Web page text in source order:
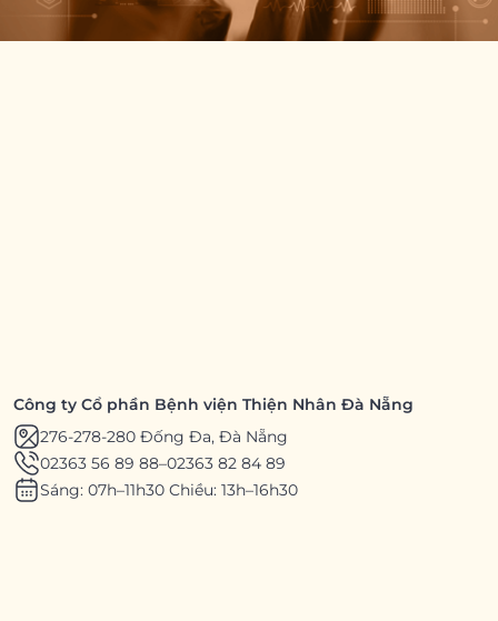
Công ty Cổ phần Bệnh viện Thiện Nhân Đà Nẵng
276-278-280 Đống Đa, Đà Nẵng
02363 56 89 88–02363 82 84 89
Sáng: 07h–11h30 Chiều: 13h–16h30